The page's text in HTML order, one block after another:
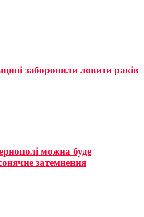
заборонили ловити раків
можна буде
затемнення